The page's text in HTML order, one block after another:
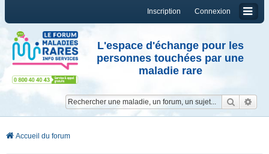
Connexion
Inscription
L'espace d'échange pour les
personnes touchées par une
maladie rare
Accueil du forum